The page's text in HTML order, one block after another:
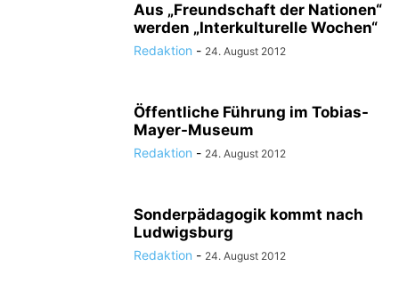
Aus „Freundschaft der Nationen“
werden „Interkulturelle Wochen“
Redaktion - 24. August 2012
Öffentliche Führung im Tobias-
Mayer-Museum
Redaktion - 24. August 2012
Sonderpädagogik kommt nach
Ludwigsburg
Redaktion - 24. August 2012